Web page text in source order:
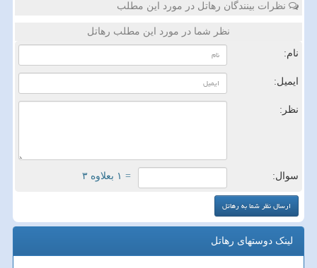
نظرات بینندگان رهاتل در مورد این مطلب
نظر شما در مورد این مطلب رهاتل
نام:
ایمیل:
نظر:
سوال: = ۱ بعلاوه ۳
لینک دوستهای رهاتل